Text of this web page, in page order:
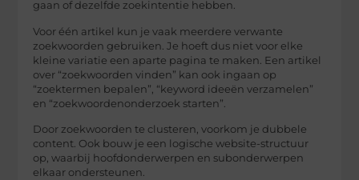
gaan of dezelfde zoekintentie hebben.
Voor één artikel kun je vaak meerdere verwante
zoekwoorden gebruiken. Je hoeft dus niet voor elke
kleine variatie een aparte pagina te maken. Een artikel
over “zoekwoorden vinden” kan ook ingaan op
“zoektermen bepalen”, “keyword ideeën verzamelen”
en “zoekwoordenonderzoek starten”.
Door zoekwoorden te clusteren, voorkom je dubbele
content. Ook bouw je een logische website-structuur
op, waarbij hoofdonderwerpen en subonderwerpen
elkaar ondersteunen.